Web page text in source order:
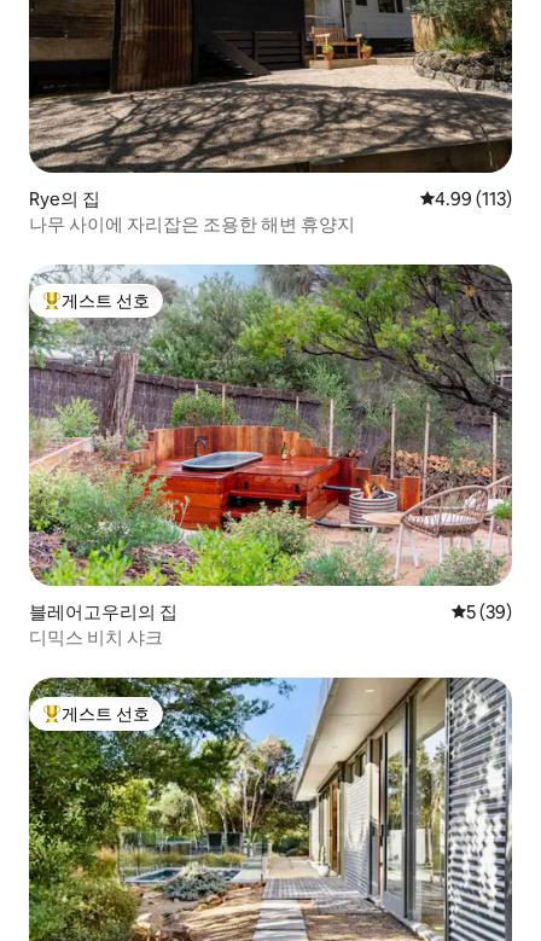
Rye의 집 평점 4.99점(5
4.99 (113)
나무 사이에 자리잡은 조용한 해변 휴양지
상위 게스트 선호
게스트 선호
블레어고우리의 집 평점 5점(5
5 (39)
디믹스 비치 샤크
상위 게스트 선호
게스트 선호